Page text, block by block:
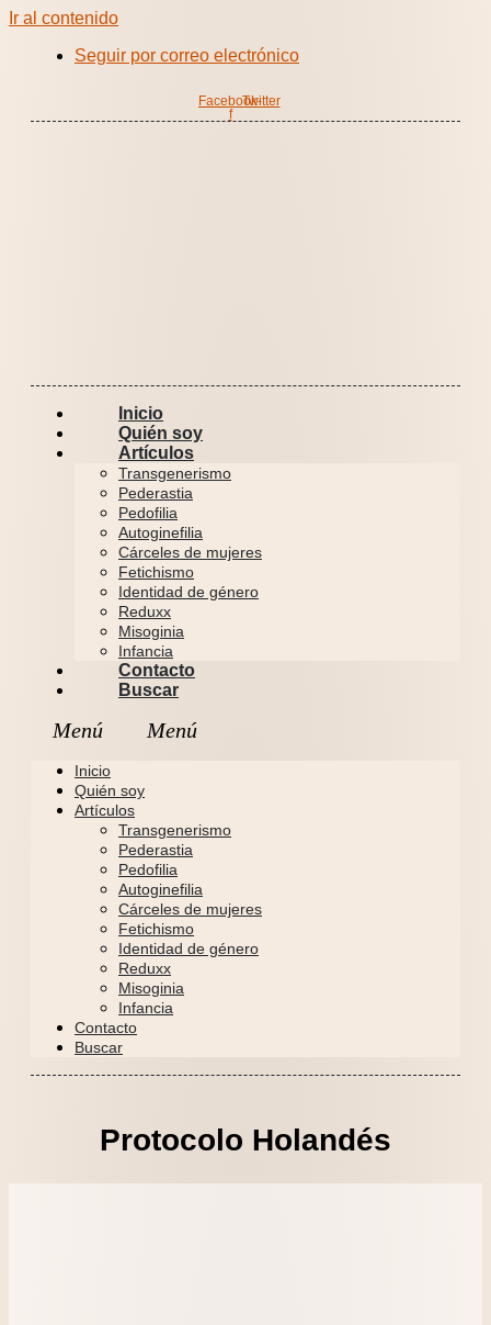
Ir al contenido
Seguir por correo electrónico
Facebook-
f
Twitter
Inicio
Quién soy
Artículos
Transgenerismo
Pederastia
Pedofilia
Autoginefilia
Cárceles de mujeres
Fetichismo
Identidad de género
Reduxx
Misoginia
Infancia
Contacto
Buscar
Inicio
Quién soy
Artículos
Transgenerismo
Pederastia
Pedofilia
Autoginefilia
Cárceles de mujeres
Fetichismo
Identidad de género
Reduxx
Misoginia
Infancia
Contacto
Buscar
Protocolo Holandés